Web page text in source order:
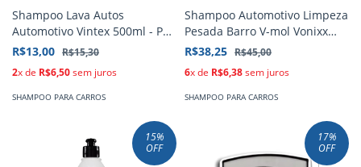
Shampoo Lava Autos
Automotivo Vintex 500ml - Ph
Neutro
R$13,00 R$15,30
2x de R$6,50sem juros
SHAMPOO PARA CARROS
Shampoo Automotivo Limpeza
Pesada Barro V-mol Vonixx
1,5L
R$38,25 R$45,00
6x de R$6,38sem juros
SHAMPOO PARA CARROS
15%
OFF
17%
OFF